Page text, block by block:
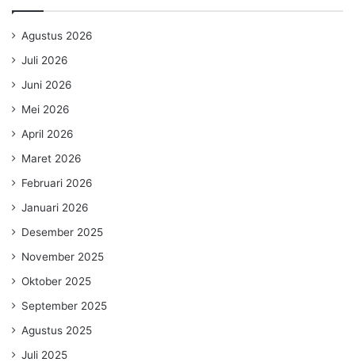
Agustus 2026
Juli 2026
Juni 2026
Mei 2026
April 2026
Maret 2026
Februari 2026
Januari 2026
Desember 2025
November 2025
Oktober 2025
September 2025
Agustus 2025
Juli 2025